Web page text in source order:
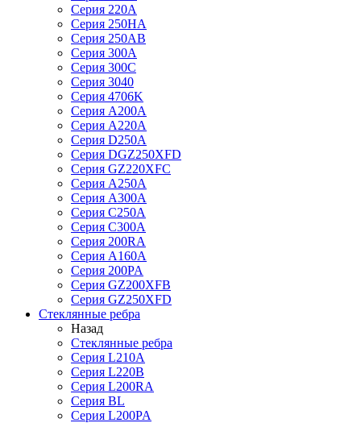
Серия 220А
Серия 250HA
Серия 250АB
Серия 300А
Серия 300С
Серия 3040
Серия 4706K
Серия A200A
Серия A220A
Серия D250A
Серия DGZ250XFD
Серия GZ220XFC
Серия А250А
Серия А300А
Серия С250A
Серия С300A
Серия 200RA
Серия А160A
Серия 200PA
Серия GZ200XFB
Серия GZ250XFD
Стеклянные ребра
Назад
Стеклянные ребра
Серия L210А
Серия L220В
Серия L200RA
Серия BL
Серия L200PA